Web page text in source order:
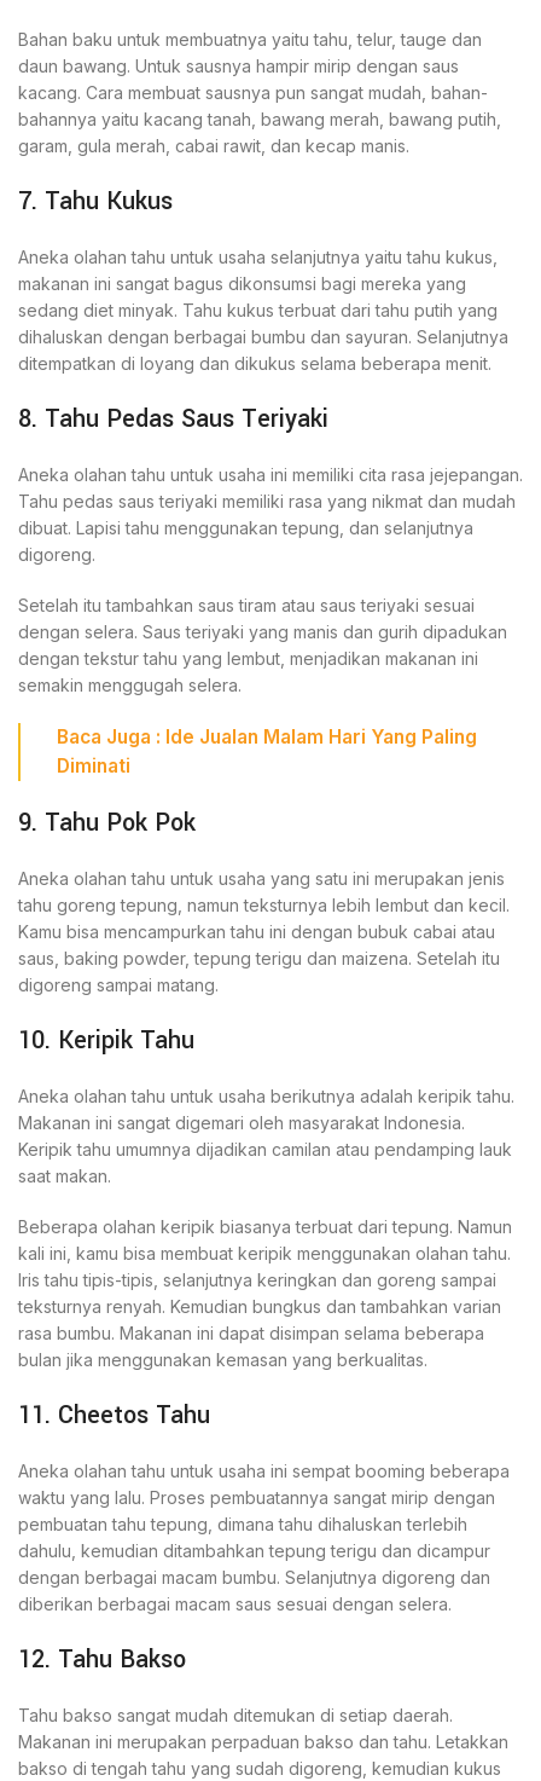
Bahan baku untuk membuatnya yaitu tahu, telur, tauge dan
daun bawang. Untuk sausnya hampir mirip dengan saus
kacang. Cara membuat sausnya pun sangat mudah, bahan-
bahannya yaitu kacang tanah, bawang merah, bawang putih,
garam, gula merah, cabai rawit, dan kecap manis.
7. Tahu Kukus
Aneka olahan tahu untuk usaha selanjutnya yaitu tahu kukus,
makanan ini sangat bagus dikonsumsi bagi mereka yang
sedang diet minyak. Tahu kukus terbuat dari tahu putih yang
dihaluskan dengan berbagai bumbu dan sayuran. Selanjutnya
ditempatkan di loyang dan dikukus selama beberapa menit.
8. Tahu Pedas Saus Teriyaki
Aneka olahan tahu untuk usaha ini memiliki cita rasa jejepangan.
Tahu pedas saus teriyaki memiliki rasa yang nikmat dan mudah
dibuat. Lapisi tahu menggunakan tepung, dan selanjutnya
digoreng.
Setelah itu tambahkan saus tiram atau saus teriyaki sesuai
dengan selera. Saus teriyaki yang manis dan gurih dipadukan
dengan tekstur tahu yang lembut, menjadikan makanan ini
semakin menggugah selera.
Baca Juga : Ide Jualan Malam Hari Yang Paling
Diminati
9. Tahu Pok Pok
Aneka olahan tahu untuk usaha yang satu ini merupakan jenis
tahu goreng tepung, namun teksturnya lebih lembut dan kecil.
Kamu bisa mencampurkan tahu ini dengan bubuk cabai atau
saus, baking powder, tepung terigu dan maizena. Setelah itu
digoreng sampai matang.
10. Keripik Tahu
Aneka olahan tahu untuk usaha berikutnya adalah keripik tahu.
Makanan ini sangat digemari oleh masyarakat Indonesia.
Keripik tahu umumnya dijadikan camilan atau pendamping lauk
saat makan.
Beberapa olahan keripik biasanya terbuat dari tepung. Namun
kali ini, kamu bisa membuat keripik menggunakan olahan tahu.
Iris tahu tipis-tipis, selanjutnya keringkan dan goreng sampai
teksturnya renyah. Kemudian bungkus dan tambahkan varian
rasa bumbu. Makanan ini dapat disimpan selama beberapa
bulan jika menggunakan kemasan yang berkualitas.
11. Cheetos Tahu
Aneka olahan tahu untuk usaha ini sempat booming beberapa
waktu yang lalu. Proses pembuatannya sangat mirip dengan
pembuatan tahu tepung, dimana tahu dihaluskan terlebih
dahulu, kemudian ditambahkan tepung terigu dan dicampur
dengan berbagai macam bumbu. Selanjutnya digoreng dan
diberikan berbagai macam saus sesuai dengan selera.
12. Tahu Bakso
Tahu bakso sangat mudah ditemukan di setiap daerah.
Makanan ini merupakan perpaduan bakso dan tahu. Letakkan
bakso di tengah tahu yang sudah digoreng, kemudian kukus